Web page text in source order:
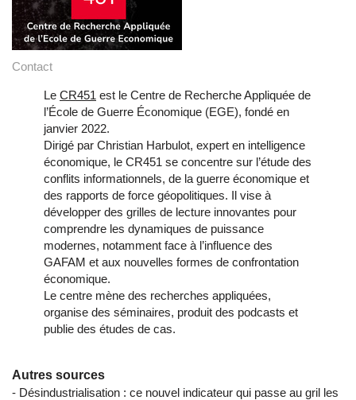
Contact
Le CR451 est le Centre de Recherche Appliquée de
l’École de Guerre Économique (EGE), fondé en
janvier 2022.
Dirigé par Christian Harbulot, expert en intelligence
économique, le CR451 se concentre sur l’étude des
conflits informationnels, de la guerre économique et
des rapports de force géopolitiques. Il vise à
développer des grilles de lecture innovantes pour
comprendre les dynamiques de puissance
modernes, notamment face à l’influence des
GAFAM et aux nouvelles formes de confrontation
économique.
Le centre mène des recherches appliquées,
organise des séminaires, produit des podcasts et
publie des études de cas.
Autres sources
- Désindustrialisation : ce nouvel indicateur qui passe au gril les